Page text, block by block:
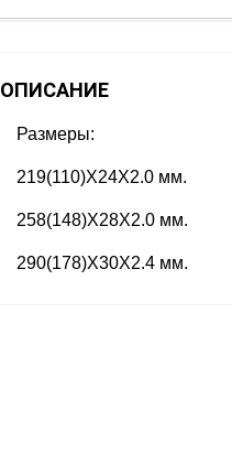
ОПИСАНИЕ
Размеры:
219(110)Х24Х2.0 мм.
258(148)Х28Х2.0 мм.
290(178)Х30Х2.4 мм.